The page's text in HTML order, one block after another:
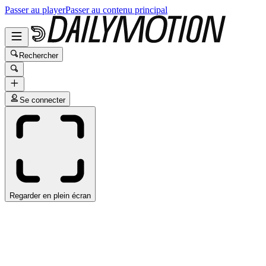
Passer au playerPasser au contenu principal
Rechercher
Se connecter
Regarder en plein écran